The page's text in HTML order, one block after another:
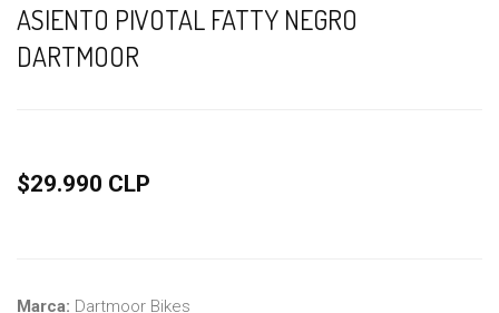
ASIENTO PIVOTAL FATTY NEGRO
DARTMOOR
$29.990 CLP
Marca: Dartmoor Bikes